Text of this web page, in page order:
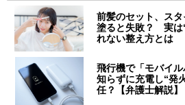
前髪のセット、ス
塗ると失敗？ 実は
れない整え方とは
飛行機で「モバイ
知らずに充電し“発
任？【弁護士解説】